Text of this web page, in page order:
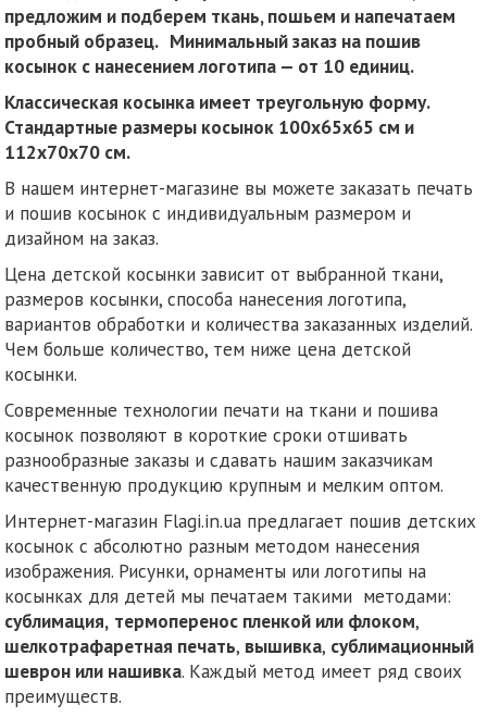
предложим и подберем ткань, пошьем и напечатаем
пробный образец. Минимальный заказ на пошив
косынок с нанесением логотипа — от 10 единиц.
Классическая косынка имеет треугольную форму.
Стандартные размеры косынок 100х65х65 см и
112х70х70 см.
В нашем интернет-магазине вы можете заказать печать
и пошив косынок с индивидуальным размером и
дизайном на заказ.
Цена детской косынки зависит от выбранной ткани,
размеров косынки, способа нанесения логотипа,
вариантов обработки и количества заказанных изделий.
Чем больше количество, тем ниже цена детской
косынки.
Современные технологии печати на ткани и пошива
косынок позволяют в короткие сроки отшивать
разнообразные заказы и сдавать нашим заказчикам
качественную продукцию крупным и мелким оптом.
Интернет-магазин Flagi.in.ua предлагает пошив детских
косынок с абсолютно разным методом нанесения
изображения. Рисунки, орнаменты или логотипы на
косынках для детей мы печатаем такими методами:
сублимация, термоперенос пленкой или флоком,
шелкотрафаретная печать, вышивка, сублимационный
шеврон или нашивка. Каждый метод имеет ряд своих
преимуществ.